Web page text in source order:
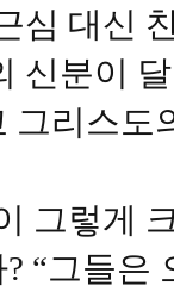
심 대신
신분이
그리스도
그렇게
“그들은